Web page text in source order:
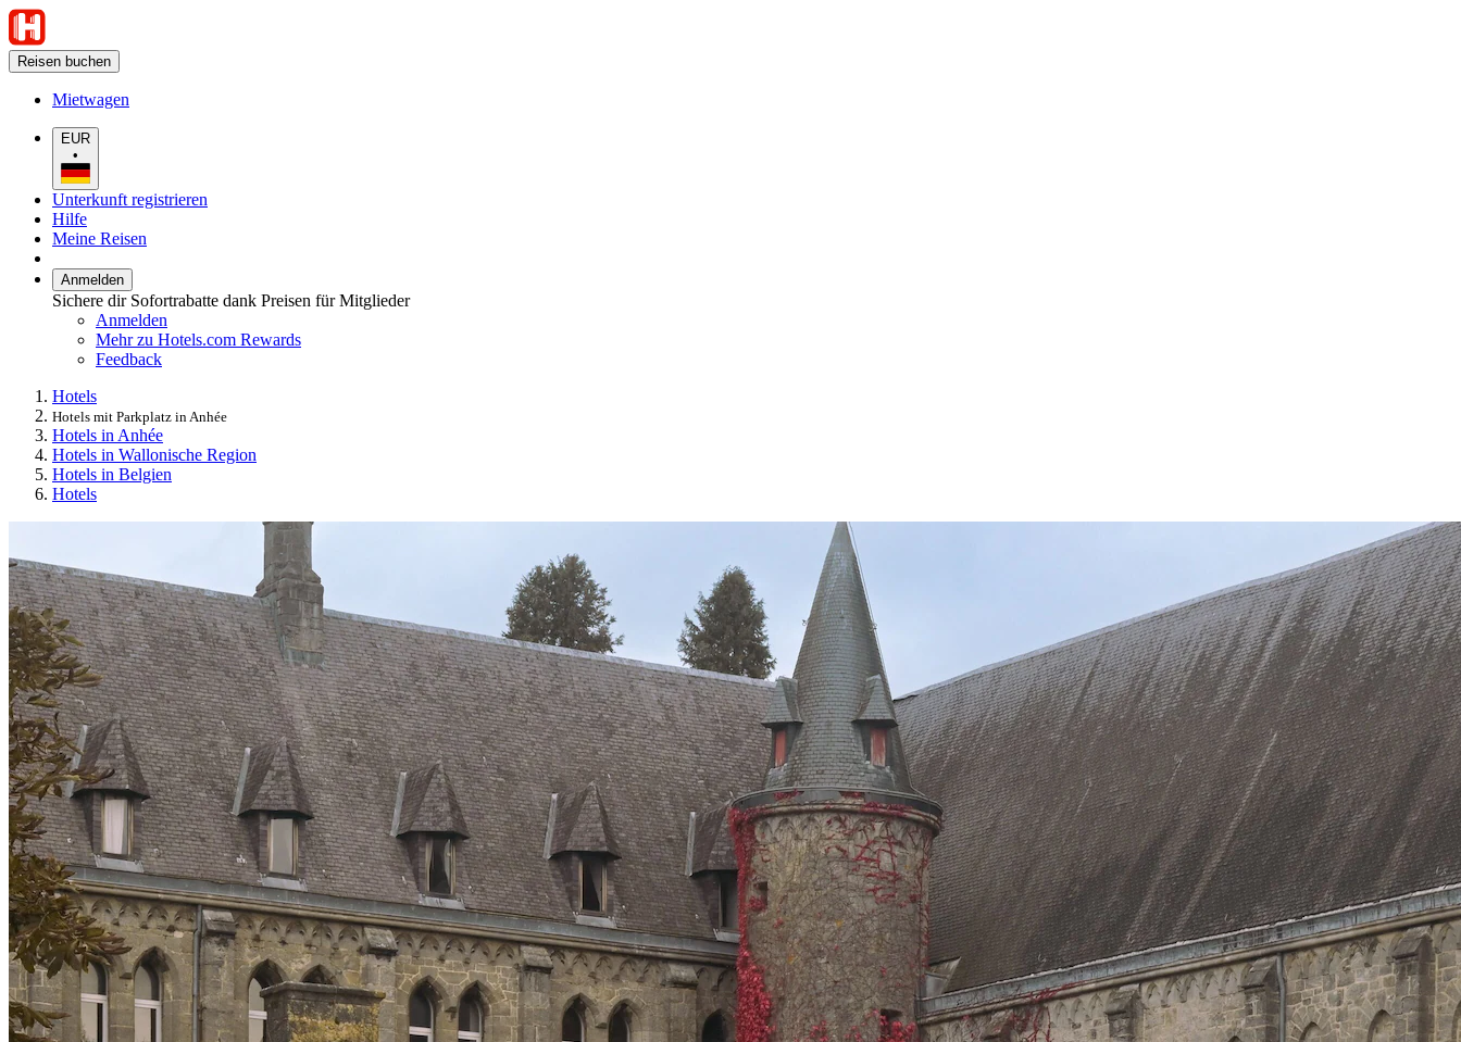
Reisen buchen
Mietwagen
EUR
•
Unterkunft registrieren
Hilfe
Meine Reisen
Anmelden
Sichere dir Sofortrabatte dank Preisen für Mitglieder
Anmelden
Mehr zu Hotels.com Rewards
Feedback
Hotels
Hotels mit Parkplatz in Anhée
Hotels in Anhée
Hotels in Wallonische Region
Hotels in Belgien
Hotels